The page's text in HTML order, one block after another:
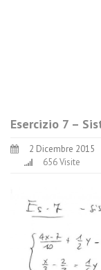
Esercizio 7 –
2 Dicembre 2015
656 Visite